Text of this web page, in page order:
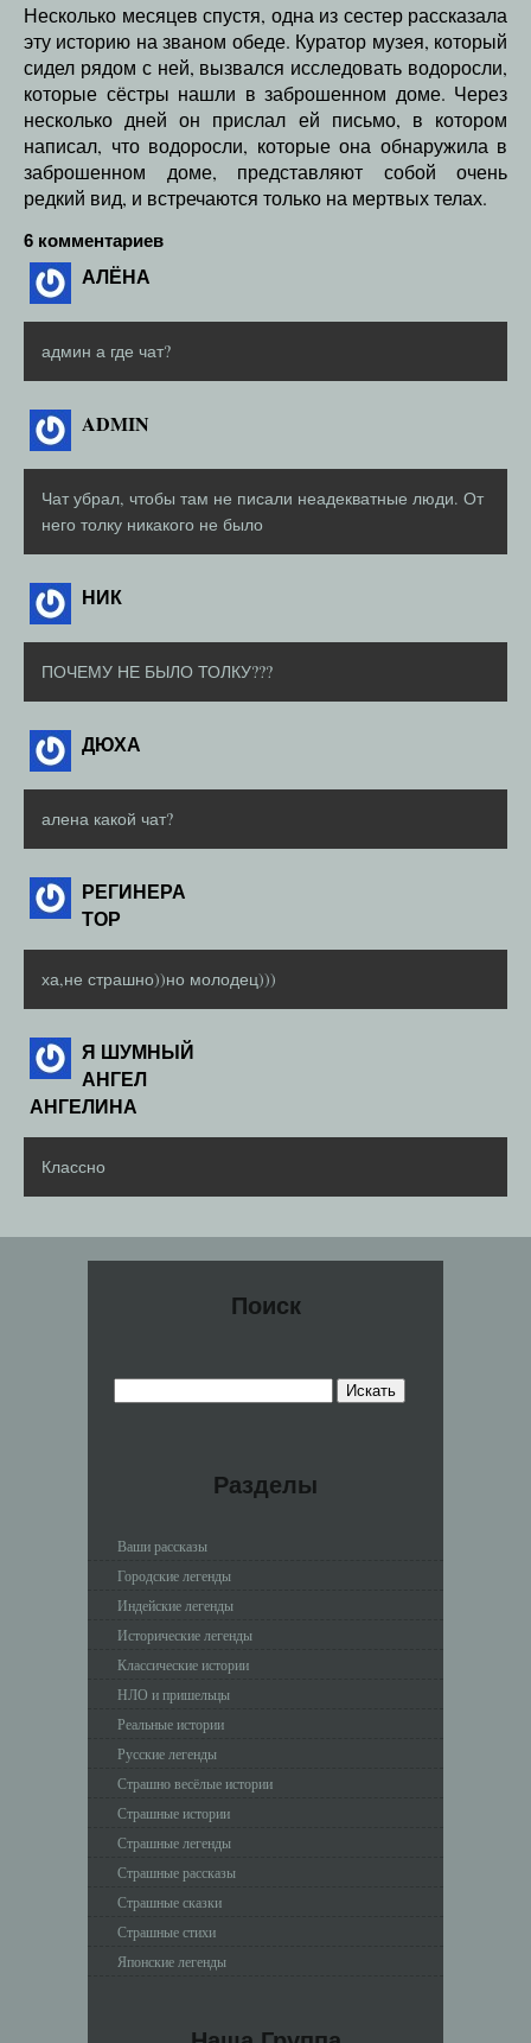
Несколько месяцев спустя, одна из сестер рассказала
эту историю на званом обеде. Куратор музея, который
сидел рядом с ней, вызвался исследовать водоросли,
которые сёстры нашли в заброшенном доме. Через
несколько дней он прислал ей письмо, в котором
написал, что водоросли, которые она обнаружила в
заброшенном доме, представляют собой очень
редкий вид, и встречаются только на мертвых телах.
6 комментариев
АЛЁНА
админ а где чат?
ADMIN
Чат убрал, чтобы там не писали неадекватные люди. От
него толку никакого не было
НИК
ПОЧЕМУ НЕ БЫЛО ТОЛКУ???
ДЮХА
алена какой чат?
РЕГИНЕРА
ТОР
ха,не страшно))но молодец)))
Я ШУМНЫЙ
АНГЕЛ
АНГЕЛИНА
Классно
Поиск
Разделы
Ваши рассказы
Городские легенды
Индейские легенды
Исторические легенды
Классические истории
НЛО и пришельцы
Реальные истории
Русские легенды
Страшно весёлые истории
Страшные истории
Страшные легенды
Страшные рассказы
Страшные сказки
Страшные стихи
Японские легенды